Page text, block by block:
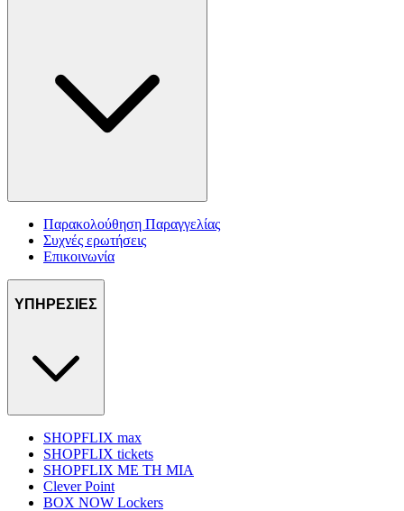
Παρακολούθηση Παραγγελίας
Συχνές ερωτήσεις
Επικοινωνία
ΥΠΗΡΕΣΙΕΣ
SHOPFLIX max
SHOPFLIX tickets
SHOPFLIX ΜΕ ΤΗ ΜΙΑ
Clever Point
BOX NOW Lockers